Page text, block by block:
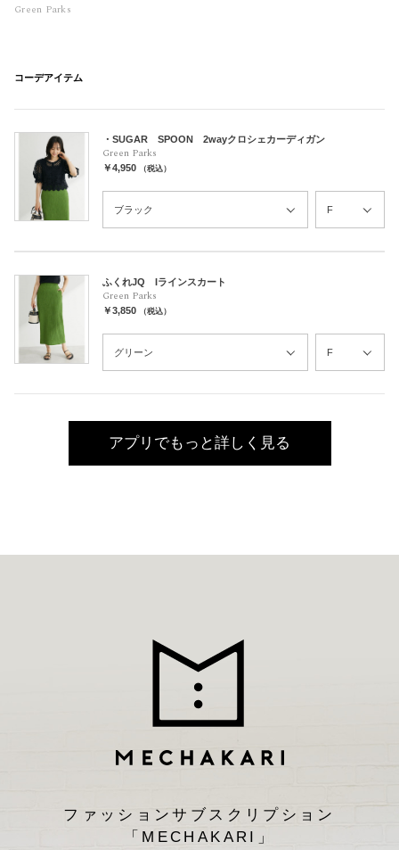
Green Parks
コーデアイテム
・SUGAR SPOON 2wayクロシェカーディガン
Green Parks
￥4,950 （税込）
ふくれJQ Iラインスカート
Green Parks
￥3,850 （税込）
アプリでもっと詳しく見る
ファッションサブスクリプション
「MECHAKARI」